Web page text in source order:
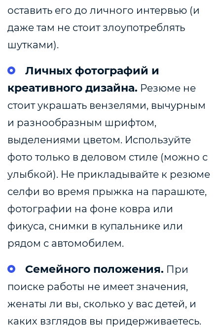
оставить его до личного интервью (и
даже там не стоит злоупотреблять
шутками).
Личных фотографий и
креативного дизайна. Резюме не
стоит украшать вензелями, вычурным
и разнообразным шрифтом,
выделениями цветом. Используйте
фото только в деловом стиле (можно с
улыбкой). Не прикладывайте к резюме
селфи во время прыжка на парашюте,
фотографии на фоне ковра или
фикуса, снимки в купальнике или
рядом с автомобилем.
Семейного положения. При
поиске работы не имеет значения,
женаты ли вы, сколько у вас детей, и
каких взглядов вы придерживаетесь.